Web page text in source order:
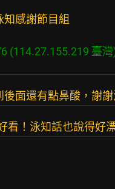
感謝節目組
後面還有點鼻酸，謝
看！泳知話也說得好